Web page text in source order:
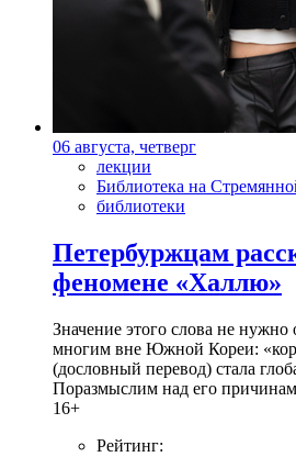
06 августа, четверг
лекции
Библиотека на
библиотеки
Петербуржцам
феномене «Халлю»
Значение этого слова не нужно
многим вне Южной Кореи:
(дословный перевод) стала
Поразмыслим над его
16+
Рейтинг: